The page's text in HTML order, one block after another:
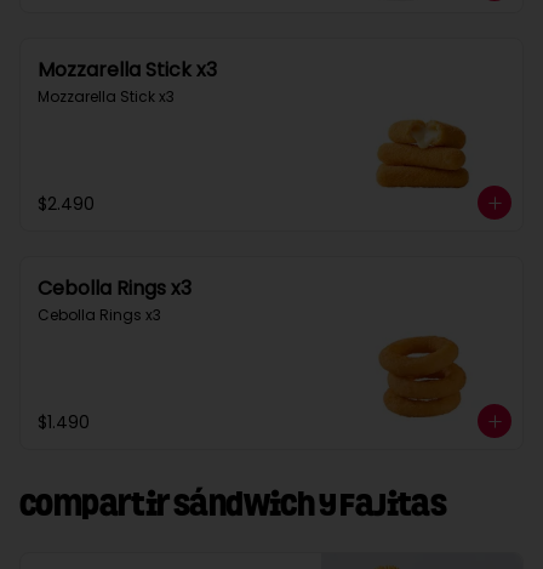
Mozzarella Stick x3
Mozzarella Stick x3
$2.490
Cebolla Rings x3
Cebolla Rings x3
$1.490
Compartir Sándwich y Fajitas